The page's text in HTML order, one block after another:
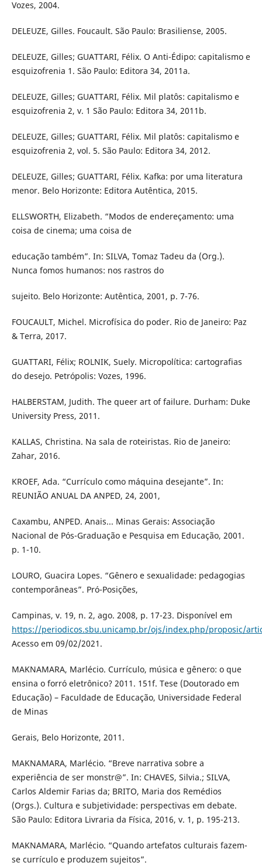
Vozes, 2004.
DELEUZE, Gilles. Foucault. São Paulo: Brasiliense, 2005.
DELEUZE, Gilles; GUATTARI, Félix. O Anti-Édipo: capitalismo e
esquizofrenia 1. São Paulo: Editora 34, 2011a.
DELEUZE, Gilles; GUATTARI, Félix. Mil platôs: capitalismo e
esquizofrenia 2, v. 1 São Paulo: Editora 34, 2011b.
DELEUZE, Gilles; GUATTARI, Félix. Mil platôs: capitalismo e
esquizofrenia 2, vol. 5. São Paulo: Editora 34, 2012.
DELEUZE, Gilles; GUATTARI, Félix. Kafka: por uma literatura
menor. Belo Horizonte: Editora Autêntica, 2015.
ELLSWORTH, Elizabeth. “Modos de endereçamento: uma
coisa de cinema; uma coisa de
educação também”. In: SILVA, Tomaz Tadeu da (Org.).
Nunca fomos humanos: nos rastros do
sujeito. Belo Horizonte: Autêntica, 2001, p. 7-76.
FOUCAULT, Michel. Microfísica do poder. Rio de Janeiro: Paz
& Terra, 2017.
GUATTARI, Félix; ROLNIK, Suely. Micropolítica: cartografias
do desejo. Petrópolis: Vozes, 1996.
HALBERSTAM, Judith. The queer art of failure. Durham: Duke
University Press, 2011.
KALLAS, Christina. Na sala de roteiristas. Rio de Janeiro:
Zahar, 2016.
KROEF, Ada. “Currículo como máquina desejante”. In:
REUNIÃO ANUAL DA ANPED, 24, 2001,
Caxambu, ANPED. Anais... Minas Gerais: Associação
Nacional de Pós-Graduação e Pesquisa em Educação, 2001.
p. 1-10.
LOURO, Guacira Lopes. “Gênero e sexualidade: pedagogias
contemporâneas”. Pró-Posições,
Campinas, v. 19, n. 2, ago. 2008, p. 17-23. Disponível em
https://periodicos.sbu.unicamp.br/ojs/index.php/proposic/
Acesso em 09/02/2021.
MAKNAMARA, Marlécio. Currículo, música e gênero: o que
ensina o forró eletrônico? 2011. 151f. Tese (Doutorado em
Educação) – Faculdade de Educação, Universidade Federal
de Minas
Gerais, Belo Horizonte, 2011.
MAKNAMARA, Marlécio. “Breve narrativa sobre a
experiência de ser monstr@”. In: CHAVES, Silvia.; SILVA,
Carlos Aldemir Farias da; BRITO, Maria dos Remédios
(Orgs.). Cultura e subjetividade: perspectivas em debate.
São Paulo: Editora Livraria da Física, 2016, v. 1, p. 195-213.
MAKNAMARA, Marlécio. “Quando artefatos culturais fazem-
se currículo e produzem sujeitos”.